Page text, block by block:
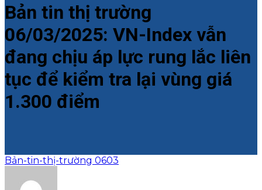
Bản tin thị trường
06/03/2025: VN-Index vẫn
đang chịu áp lực rung lắc liên
tục để kiểm tra lại vùng giá
1.300 điểm
Bản-tin-thị-trường 0603